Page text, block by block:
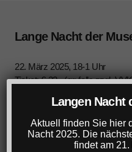
Lange Nacht der
22. März 2025, 18-1 Uhr
Ticket: € 22,- (gg.falls zzgl.
Azubis: € 16,- (gg.falls zzgl.
Info-Hotline: 0711/60 17 17 30
Langen Nacht
Aktuell finden Sie hier
Nacht 2025. Die
findet am 21.